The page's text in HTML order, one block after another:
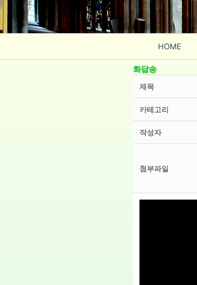
콘
텐
츠
건
HOME
화답송
제목
카테고리
작성자
첨부파일